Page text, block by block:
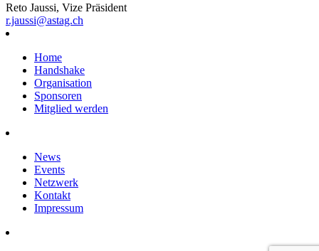
Reto Jaussi, Vize Präsident
r.jaussi@astag.ch
Home
Handshake
Organisation
Sponsoren
Mitglied werden
News
Events
Netzwerk
Kontakt
Impressum